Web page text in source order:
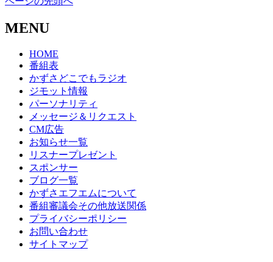
MENU
HOME
番組表
かずさどこでもラジオ
ジモット情報
パーソナリティ
メッセージ＆リクエスト
CM広告
お知らせ一覧
リスナープレゼント
スポンサー
ブログ一覧
かずさエフエムについて
番組審議会その他放送関係
プライバシーポリシー
お問い合わせ
サイトマップ